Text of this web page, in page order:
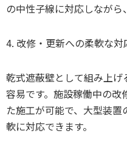
の中性子線に対応しながら
4. 改修・更新への柔軟な対
乾式遮蔽壁として組み上
容易です。施設稼働中の
た施工が可能で、大型装
軟に対応できます。